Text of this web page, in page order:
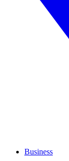
Business